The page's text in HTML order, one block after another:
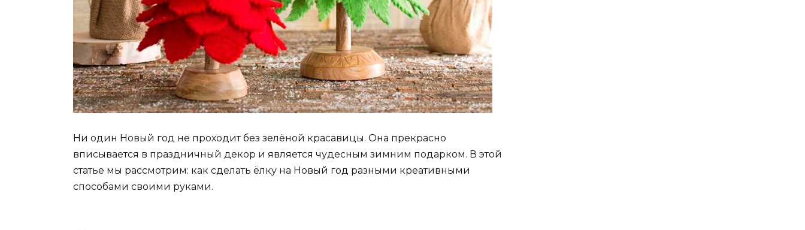
Ни один Новый год не проходит без зелёной красавицы. Она прекрасно
вписывается в праздничный декор и является чудесным зимним подарком. В этой
статье мы рассмотрим: как сделать ёлку на Новый год разными креативными
способами своими руками.